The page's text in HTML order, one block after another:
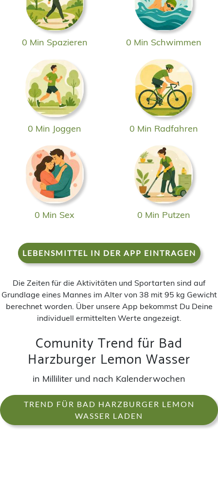
0 Min Spazieren 0 Min Schwimmen
0 Min Joggen 0 Min Radfahren
0 Min Sex 0 Min Putzen
LEBENSMITTEL IN DER APP EINTRAGEN
Die Zeiten für die Aktivitäten und Sportarten sind auf
Grundlage eines Mannes im Alter von 38 mit 95 kg Gewicht
berechnet worden. Über unsere App bekommst Du Deine
individuell ermittelten Werte angezeigt.
Comunity Trend für Bad
Harzburger Lemon Wasser
in Milliliter und nach Kalenderwochen
TREND FÜR BAD HARZBURGER LEMON
WASSER LADEN